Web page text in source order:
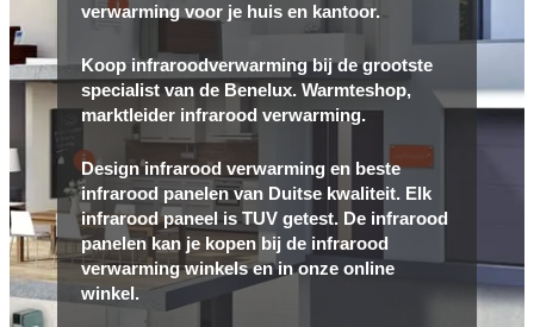
verwarming voor je huis en kantoor.
Koop infraroodverwarming bij de grootste
specialist van de Benelux. Warmteshop,
marktleider infrarood verwarming.
Design infrarood verwarming en beste
infrarood panelen van Duitse kwaliteit. Elk
infrarood paneel is TUV getest. De infrarood
panelen kan je kopen bij de infrarood
verwarming winkels en in onze online
winkel.